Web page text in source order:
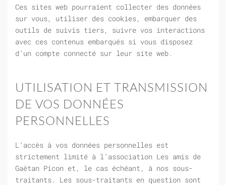
Ces sites web pourraient collecter des données
sur vous, utiliser des cookies, embarquer des
outils de suivis tiers, suivre vos interactions
avec ces contenus embarqués si vous disposez
d’un compte connecté sur leur site web.
UTILISATION ET TRANSMISSION
DE VOS DONNÉES
PERSONNELLES
L’accès à vos données personnelles est
strictement limité à l’association Les amis de
Gaëtan Picon et, le cas échéant, à nos sous-
traitants. Les sous-traitants en question sont